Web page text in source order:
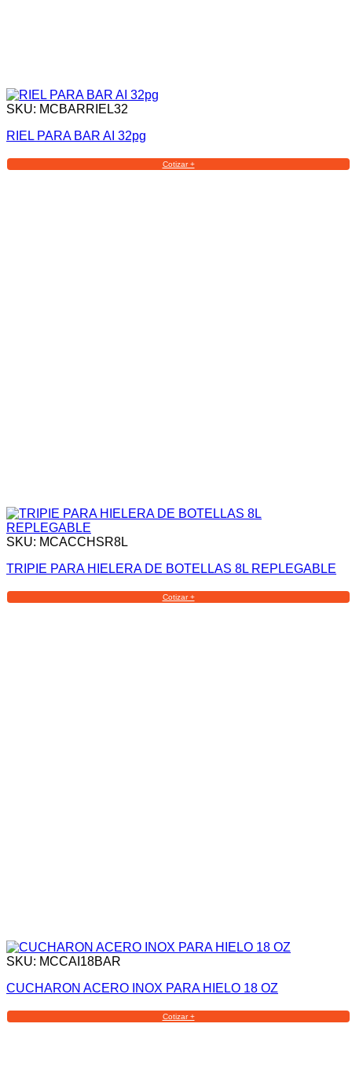
SKU: MCBARRIEL32
RIEL PARA BAR AI 32pg
Cotizar +
SKU: MCACCHSR8L
TRIPIE PARA HIELERA DE BOTELLAS 8L REPLEGABLE
Cotizar +
SKU: MCCAI18BAR
CUCHARON ACERO INOX PARA HIELO 18 OZ
Cotizar +